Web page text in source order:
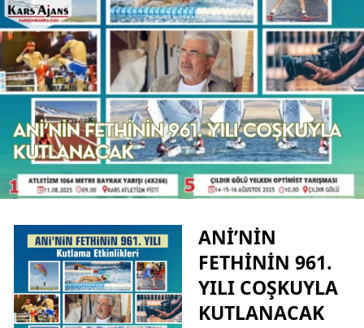
Burdur
Bursa
Çanakkale
Çankırı
Çorum
Denizli
Edirne
Elazığ
Erzincan
ANI’NIN
FETHININ 961.
YILI COŞKUYLA
KUTLANACAK